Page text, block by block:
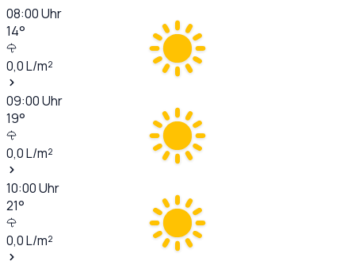
08:00Uhr
14°
0,0L/m²
09:00Uhr
19°
0,0L/m²
10:00Uhr
21°
0,0L/m²